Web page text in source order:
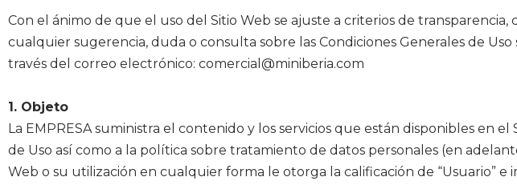
Con el ánimo de que el uso del Sitio Web se ajuste a criterios de
cualquier sugerencia, duda o consulta sobre las Condiciones Generales de
través del correo electrónico: comercial@miniberia.com
1. Objeto
La EMPRESA suministra el contenido y los servicios que están disponibles en
de Uso así como a la política sobre tratamiento de datos personales (en
Web o su utilización en cualquier forma le otorga la calificación de “Usuario” e